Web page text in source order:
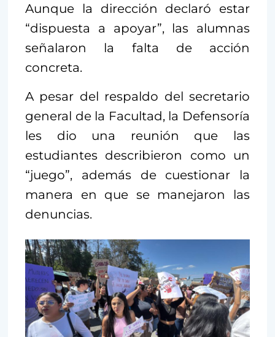
Aunque la dirección declaró estar
“dispuesta a apoyar”, las alumnas
señalaron la falta de acción
concreta.
A pesar del respaldo del secretario
general de la Facultad, la Defensoría
les dio una reunión que las
estudiantes describieron como un
“juego”, además de cuestionar la
manera en que se manejaron las
denuncias.